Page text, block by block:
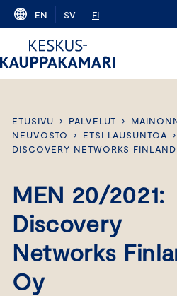
Skip
content
EN SV FI
ETUSIVU › PALVELUT ›
NEUVOSTO
› ETSI LAUSUNTOA ›
DISCOVERY NETWORKS
MEN 20/2021:
Discovery
Networks
Oy